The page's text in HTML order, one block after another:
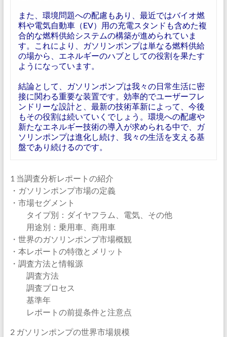
また、環境問題への配慮もあり、最近ではバイオ燃
料や電気自動車（EV）用の充電スタンドも含めた複
合的な燃料供給システムの構築が進められていま
す。これにより、ガソリンポンプは単なる燃料供給
の場から、エネルギーのハブとしての役割を果たす
ようになっています。
結論として、ガソリンポンプは我々の日常生活に密
接に関わる重要な装置です。効率的でユーザーフレ
ンドリーな設計と、最新の技術革新によって、今後
もその役割は続いていくでしょう。環境への配慮や
新たなエネルギー技術の導入が求められる中で、ガ
ソリンポンプは進化し続け、我々の生活を支える基
盤であり続けるのです。
1 当調査分析レポートの紹介
・ガソリンポンプ市場の定義
・市場セグメント
タイプ別：ダイヤフラム、電気、その他
用途別：乗用車、商用車
・世界のガソリンポンプ市場概観
・本レポートの特徴とメリット
・調査方法と情報源
調査方法
調査プロセス
基準年
レポートの前提条件と注意点
2 ガソリンポンプの世界市場規模